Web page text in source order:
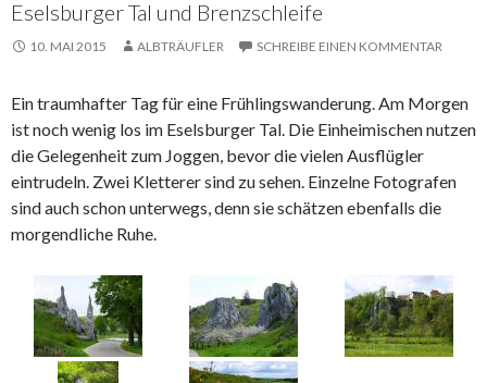
Eselsburger Tal und Brenzschleife
10. MAI 2015 ALBTRÄUFLER SCHREIBE EINEN KOMMENTAR
Ein traumhafter Tag für eine Frühlingswanderung. Am Morgen
ist noch wenig los im Eselsburger Tal. Die Einheimischen nutzen
die Gelegenheit zum Joggen, bevor die vielen Ausflügler
eintrudeln. Zwei Kletterer sind zu sehen. Einzelne Fotografen
sind auch schon unterwegs, denn sie schätzen ebenfalls die
morgendliche Ruhe.